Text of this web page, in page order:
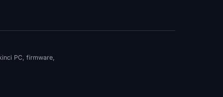
PC, firmware,